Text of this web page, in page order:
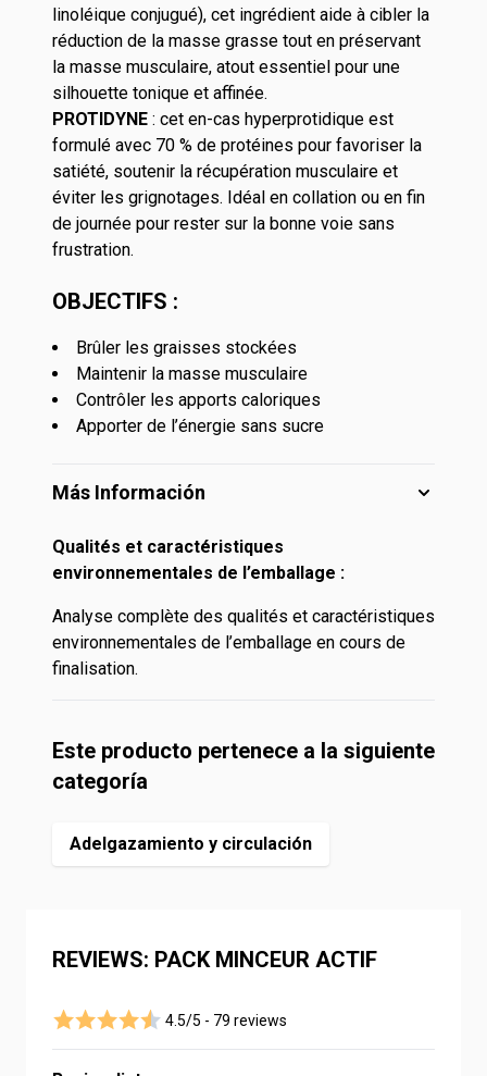
linoléique conjugué), cet ingrédient aide à cibler la
réduction de la masse grasse tout en préservant
la masse musculaire, atout essentiel pour une
silhouette tonique et affinée.
PROTIDYNE : cet en-cas hyperprotidique est
formulé avec 70 % de protéines pour favoriser la
satiété, soutenir la récupération musculaire et
éviter les grignotages. Idéal en collation ou en fin
de journée pour rester sur la bonne voie sans
frustration.
OBJECTIFS :
Brûler les graisses stockées
Maintenir la masse musculaire
Contrôler les apports caloriques
Apporter de l’énergie sans sucre
Más Información
Qualités et caractéristiques
environnementales de l’emballage :
Analyse complète des qualités et caractéristiques
environnementales de l’emballage en cours de
finalisation.
Este producto pertenece a la siguiente
categoría
Adelgazamiento y circulación
REVIEWS: PACK MINCEUR ACTIF
4.5/5 - 79 reviews